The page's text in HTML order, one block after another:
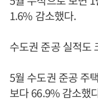
1.6% 감소했다.
수도권 준공 실적도
5월 수도권 준공 주
보다 66.9% 감소했